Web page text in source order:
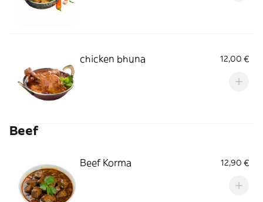
chicken bhuna 12,00 €
Beef
Beef Korma 12,90 €